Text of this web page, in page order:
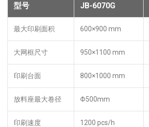
型号 JB-6070G
最大印刷面积 600×900 mm
大网框尺寸 950×1100 mm
印刷台面 800×1000 mm
放料座最大卷径 Φ500mm
印刷速度 1200 pcs/h